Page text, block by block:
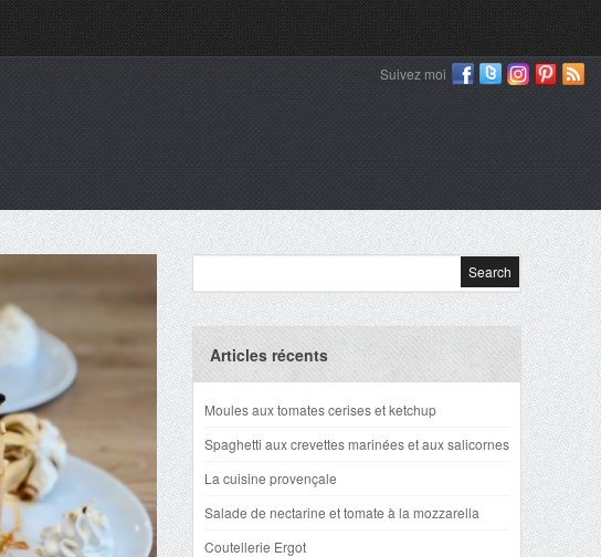
Suivez moi
Articles récents
Moules aux tomates cerises et ketchup
Spaghetti aux crevettes marinées et aux salicornes
La cuisine provençale
Salade de nectarine et tomate à la mozzarella
Coutellerie Ergot